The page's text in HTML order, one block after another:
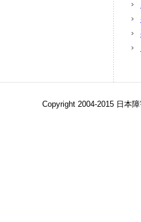
Copyright 2004-2015 日本